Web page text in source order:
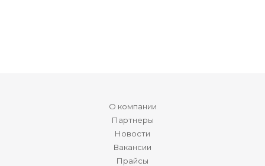
О компании
Партнеры
Новости
Вакансии
Прайсы